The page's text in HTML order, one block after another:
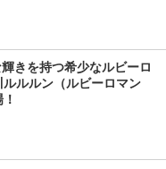
輝きを持つ希少なルビーロ
ルルン（ルビーロマン